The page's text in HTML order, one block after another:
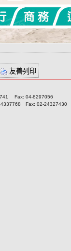
友善列印
Fax: 04-8297056
Fax: 02-24327430